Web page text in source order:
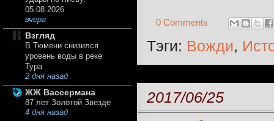
0 Comments
Тэги: Вожди,
2017/06/25
05.08.2026
вчера
Взгляд
В Тюмени снизился
уровень воды в реке
Тура
2 дня назад
ЖЖ Вассермана
87 лет Золотой Звезде
4 дня назад